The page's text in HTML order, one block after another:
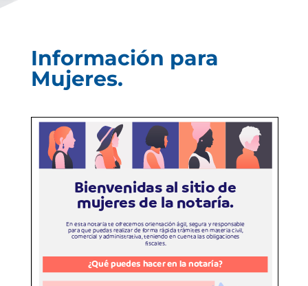
Información para
Mujeres.